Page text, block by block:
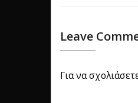
Leave
Για να